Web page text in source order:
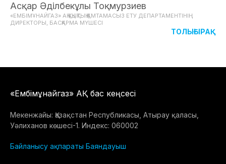
Асқар Әділбекұлы Тоқмурзиев
«ЕМБІМҰНАЙГАЗ» АҚ ҚҰҚЫҚТЫҚ ҚАМТАМАСЫЗ ЕТУ ДЕПАРТАМЕНТІНІҢ
ДИРЕКТОРЫ, БАСҚАРМА МҮШЕСІ
ТОЛЫҒЫРАҚ
«Ембімұнайгаз» АҚ бас кеңсесі
Мекенжайы: Қазақстан Республикасы, Атырау қаласы,
Уәлиханов көшесі-1. Индекс: 060002
Байланысу ақпараты Баяндауыш